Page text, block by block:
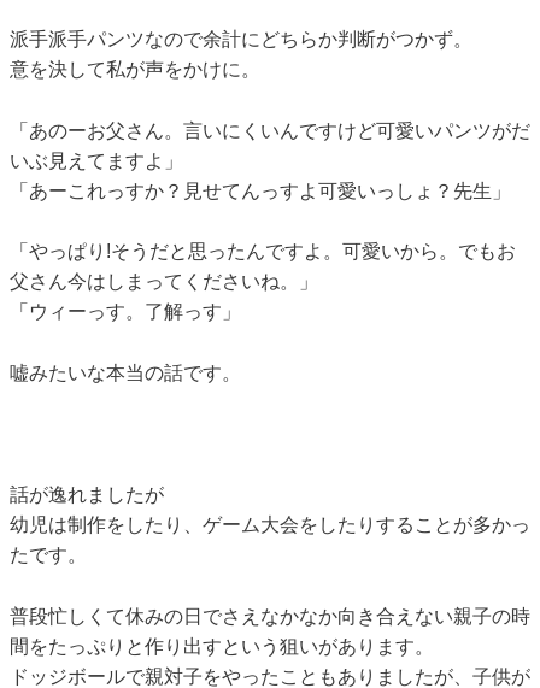
派手派手パンツなので余計にどちらか判断がつかず。
意を決して私が声をかけに。
「あのーお父さん。言いにくいんですけど可愛いパンツがだ
いぶ見えてますよ」
「あーこれっすか？見せてんっすよ可愛いっしょ？先生」
「やっぱり!そうだと思ったんですよ。可愛いから。でもお
父さん今はしまってくださいね。」
「ウィーっす。了解っす」
嘘みたいな本当の話です。
話が逸れましたが
幼児は制作をしたり、ゲーム大会をしたりすることが多かっ
たです。
普段忙しくて休みの日でさえなかなか向き合えない親子の時
間をたっぷりと作り出すという狙いがあります。
ドッジボールで親対子をやったこともありましたが、子供が